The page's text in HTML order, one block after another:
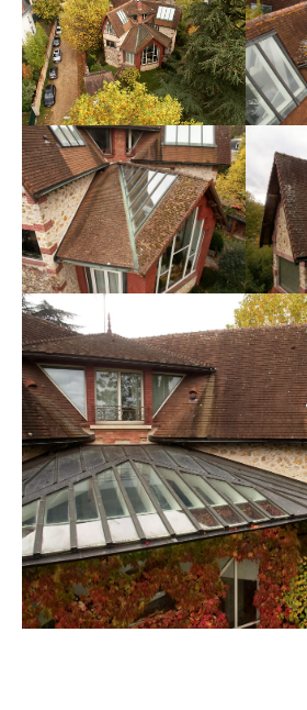
–
–
TRAVAILLEURS DU XXIÈ SIÈCLE
Tritptyques
EXPOSITIONS
CARNET DE NOTES (BLOG)
–
CONTACTS
Politique de cookies (UE)
Serveur d’images